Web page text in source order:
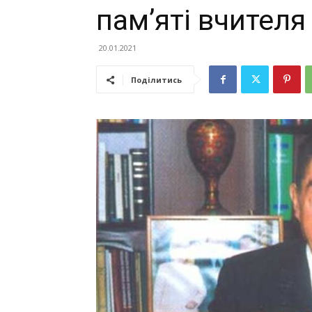
пам’яті вчителя
20.01.2021
Поділитись